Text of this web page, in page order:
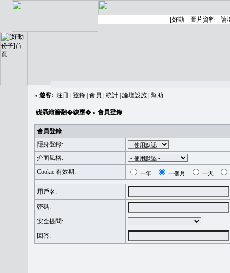
» 遊客: 注冊 登錄 會員 統計 論壇設施 幫助
礎聶織簷翻�䪖壅� » 會員登錄
會員登錄
隱身登錄:
介面風格:
Cookie 有效期:
一年 一個月 一天
用戶名:
密碼:
安全提問:
回答: